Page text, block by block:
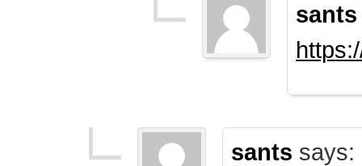
sants
sants says: